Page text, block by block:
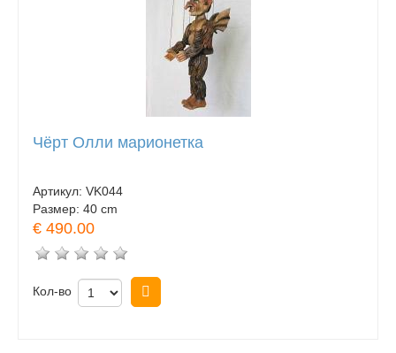
Чёрт Олли марионетка
Артикул: VK044
Размер: 40 cm
€ 490.00
Кол-во